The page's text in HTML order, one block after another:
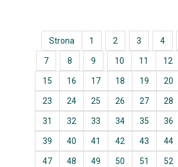
Strona 1 2 3 4
7 8 9 10 11 12
15 16 17 18 19 20
23 24 25 26 27 28
31 32 33 34 35 36
39 40 41 42 43 44
47 48 49 50 51 52